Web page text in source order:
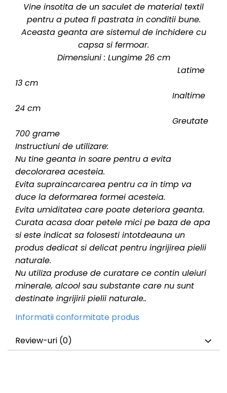
Vine insotita de un saculet de material textil
pentru a putea fi pastrata in conditii bune.
Aceasta geanta are sistemul de inchidere cu
capsa si fermoar.
Dimensiuni : Lungime 26 cm
Latime
13 cm
Inaltime
24 cm
Greutate
700 grame
Instructiuni de utilizare:
Nu tine geanta in soare pentru a evita
decolorarea acesteia.
Evita supraincarcarea pentru ca in timp va
duce la deformarea formei acesteia.
Evita umiditatea care poate deteriora geanta.
Curata acasa doar petele mici pe baza de apa
si este indicat sa folosesti intotdeauna un
produs dedicat si delicat pentru ingrijirea pielii
naturale.
Nu utiliza produse de curatare ce contin uleiuri
minerale, alcool sau substante care nu sunt
destinate ingrijirii pielii naturale..
Informatii conformitate produs
Review-uri (0)